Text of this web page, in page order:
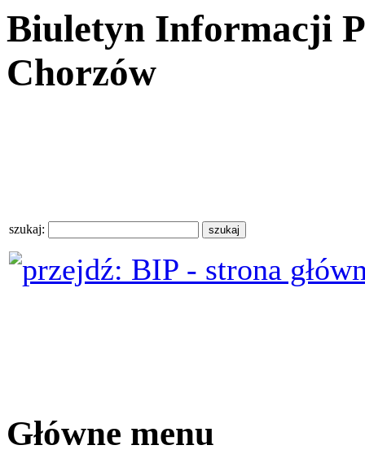
Biuletyn Informacji
Chorzów
szukaj:
Główne menu